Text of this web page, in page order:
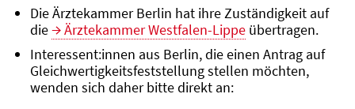
Die Ärztekammer Berlin hat ihre Zuständigkeit auf
die
Ärztekammer Westfalen-Lippe übertragen.
Interessent:innen aus Berlin, die einen Antrag auf
Gleichwertigkeitsfeststellung stellen möchten,
wenden sich daher bitte direkt an: